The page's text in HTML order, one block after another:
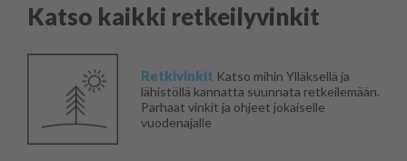
Katso kaikki retkeilyvinkit
Retkivinkit Katso mihin Ylläksellä ja
lähistöllä kannatta suunnata retkeilemään.
Parhaat vinkit ja ohjeet jokaiselle
vuodenajalle